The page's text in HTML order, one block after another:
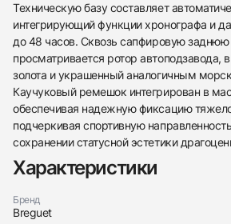
438
285
145
142
205
204
195
150
6
Техническую базу составляет
интегрирующий функции хронографа и
до 48 часов. Сквозь сапфировую
просматривается ротор автоподзавода,
золота и украшенный аналогичным
Каучуковый ремешок интегрирован в
обеспечивая надежную фиксацию
подчеркивая спортивную
сохранении статусной эстетики
Характеристики
Бренд
Breguet